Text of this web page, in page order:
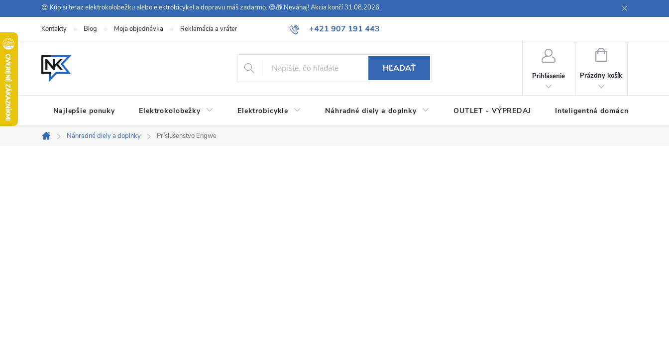
na
obsah
😍 Kúp si teraz elektrokolobežku alebo elektrobicykel a dopravu máš zadarmo. 😍🎁 Neváhaj! Akcia končí 31.08.2026.
+421 907 191 443
Kontakty Blog Moja objednávka Reklamácia a vrátenie Všeobecné obchodné podmienky Podmienky ochrany osobných údajov
HĽADAŤ
Prihlásenie
NÁKUPNÝ
Prázdny košík
Najlepšie ponuky Elektrokolobežky Elektrobicykle Náhradné diely a doplnky OUTLET - VÝPREDAJ Inteligentná domácnosť
Domov
Náhradné diely a doplnky Príslušenstvo Engwe